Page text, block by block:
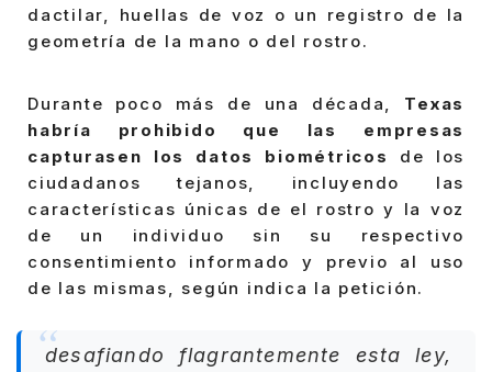
dactilar, huellas de voz o un registro de la
geometría de la mano o del rostro.
Durante poco más de una década, Texas
habría prohibido que las empresas
capturasen los datos biométricos
de los
ciudadanos tejanos, incluyendo las
características únicas de el rostro y la voz
de un individuo sin su respectivo
consentimiento informado y previo al uso
de las mismas, según indica la petición.
desafiando flagrantemente esta ley,